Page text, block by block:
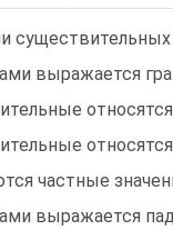
выражается
частные
выражается